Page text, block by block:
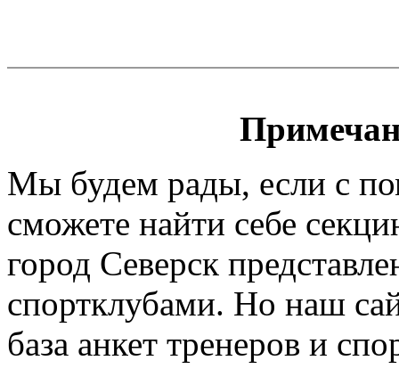
Мы будем рады, если с
сможете найти себе
город Северск
спортклубами. Но наш
база анкет тренеров и